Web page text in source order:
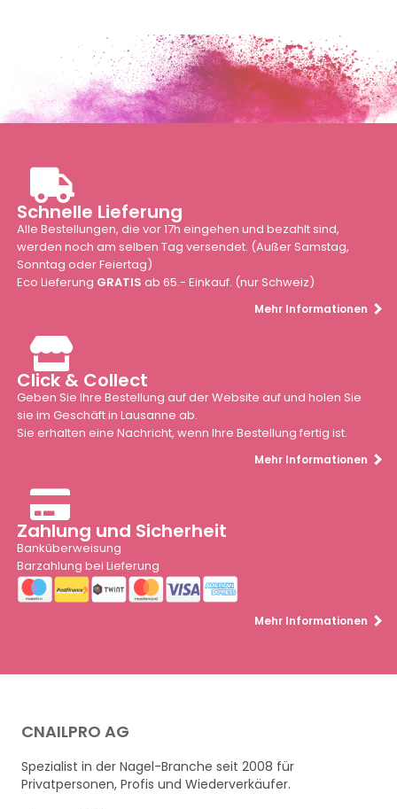
Schnelle Lieferung
Alle Bestellungen, die vor 17h eingehen und bezahlt sind,
werden noch am selben Tag versendet. (Außer Samstag,
Sonntag oder Feiertag)
Eco Lieferung GRATIS ab 65.- Einkauf. (nur Schweiz)
Mehr Informationen
Click & Collect
Geben Sie Ihre Bestellung auf der Website auf und holen Sie
sie im Geschäft in Lausanne ab.
Sie erhalten eine Nachricht, wenn Ihre Bestellung fertig ist.
Mehr Informationen
Zahlung und Sicherheit
Banküberweisung
Barzahlung bei Lieferung
Mehr Informationen
CNAILPRO AG
Spezialist in der Nagel-Branche seit 2008 für
Privatpersonen, Profis und Wiederverkäufer.